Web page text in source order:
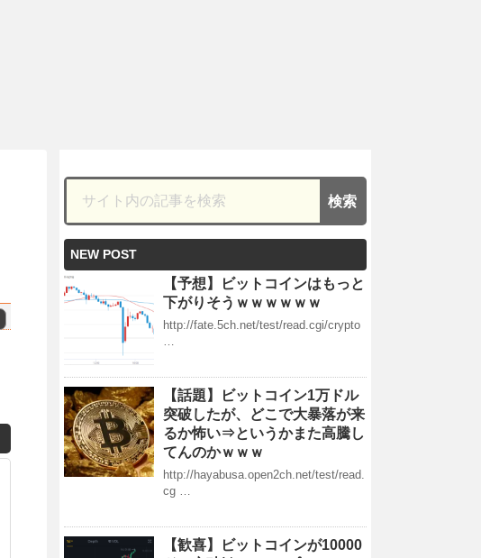
NEW POST
【予想】ビットコインはもっと
下がりそうｗｗｗｗｗｗ
http://fate.5ch.net/test/read.cgi/crypto
…
【話題】ビットコイン1万ドル
突破したが、どこで大暴落が来
るか怖い⇒というかまた高騰し
てんのかｗｗｗ
http://hayabusa.open2ch.net/test/read.
cg …
【歓喜】ビットコインが10000